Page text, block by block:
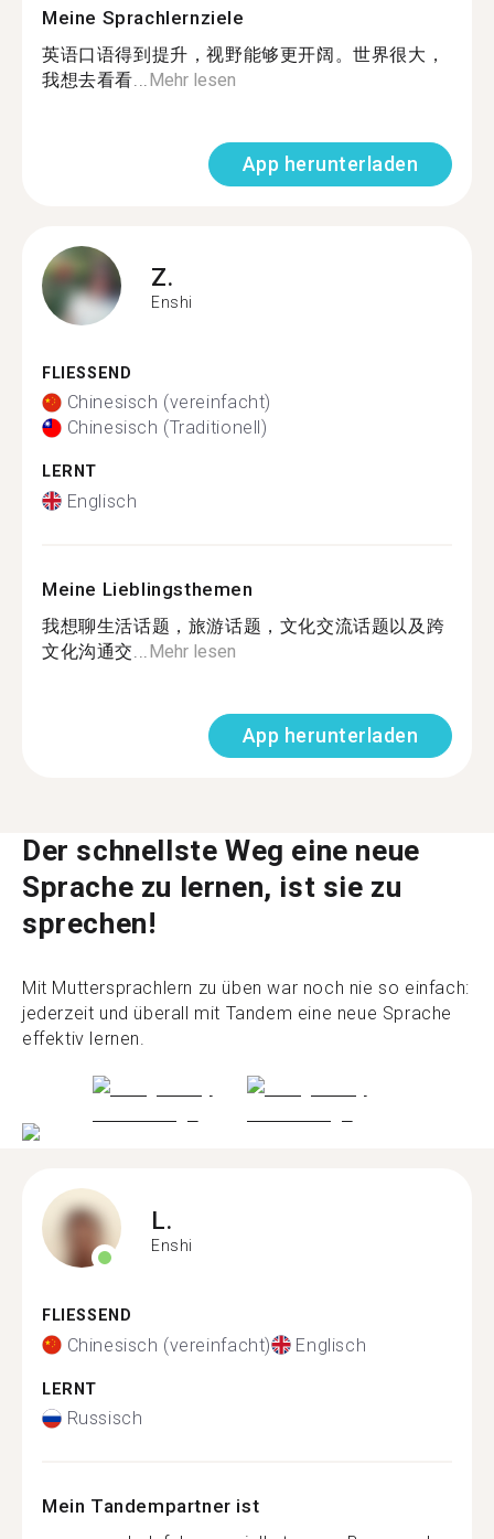
Meine Sprachlernziele
英语口语得到提升，视野能够更开阔。世界很大，
我想去看看... Mehr lesen
App herunterladen
Z.
Enshi
FLIESSEND
Chinesisch (vereinfacht)
Chinesisch (Traditionell)
LERNT
Englisch
Meine Lieblingsthemen
我想聊生活话题，旅游话题，文化交流话题以及跨
文化沟通交... Mehr lesen
App herunterladen
Der schnellste Weg eine neue
Sprache zu lernen, ist sie zu
sprechen!
Mit Muttersprachlern zu üben war noch nie so einfach:
jederzeit und überall mit Tandem eine neue Sprache
effektiv lernen.
L.
Enshi
FLIESSEND
Chinesisch (vereinfacht) Englisch
LERNT
Russisch
Mein Tandempartner ist